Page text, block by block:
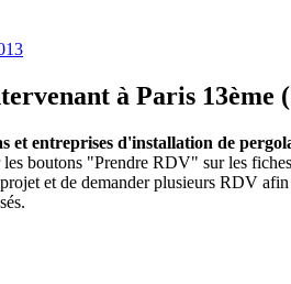
à Paris 13ème
et entreprises d'installation de
boutons "Prendre RDV" sur les
et de demander plusieurs RDV